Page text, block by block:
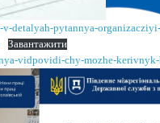
v-detalyah-pytannya-
Завантажити
vidpovidi-chy-mozhe-